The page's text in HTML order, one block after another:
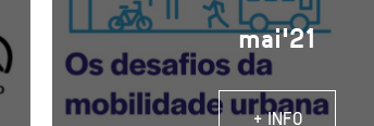
mai'21
+ INFO